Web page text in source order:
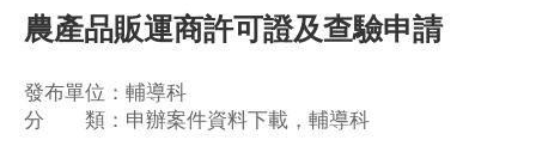
農產品販運商許可證及查驗申請
發布單位：輔導科
分 類：申辦案件資料下載，輔導科